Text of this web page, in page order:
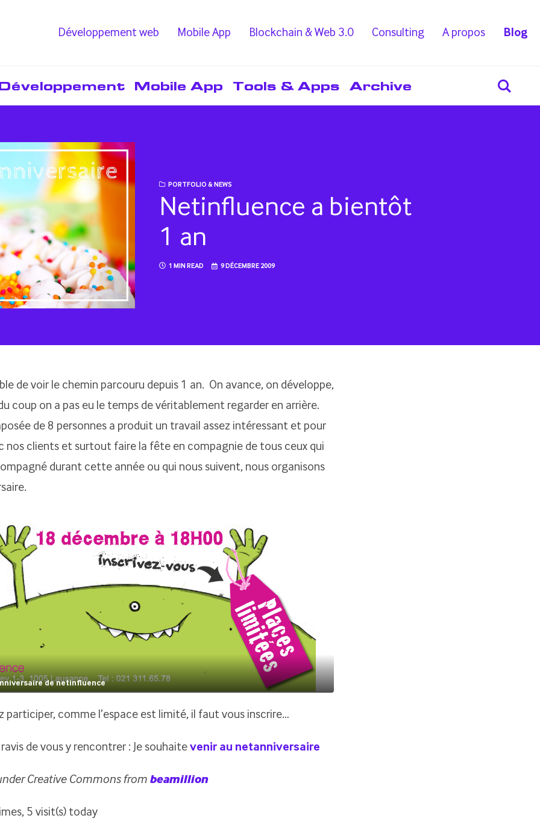
Blog
A propos
Consulting
Blockchain & Web 3.0
Mobile App
Développement web
Mobile App Tools & Apps Archive
PORTFOLIO & NEWS
Netinfluence a bientôt
1 an
1 MIN READ 9 DÉCEMBRE 2009
de voir le chemin parcouru depuis 1 an. On avance, on développe,
coup on a pas eu le temps de véritablement regarder en arrière.
de 8 personnes a produit un travail assez intéressant et pour
nos clients et surtout faire la fête en compagnie de tous ceux qui
durant cette année ou qui nous suivent, nous organisons
de netinfluence
participer, comme l’espace est limité, il faut vous inscrire…
de vous y rencontrer : Je souhaite venir au netanniversaire
Creative Commons from beamillion
5 visit(s) today